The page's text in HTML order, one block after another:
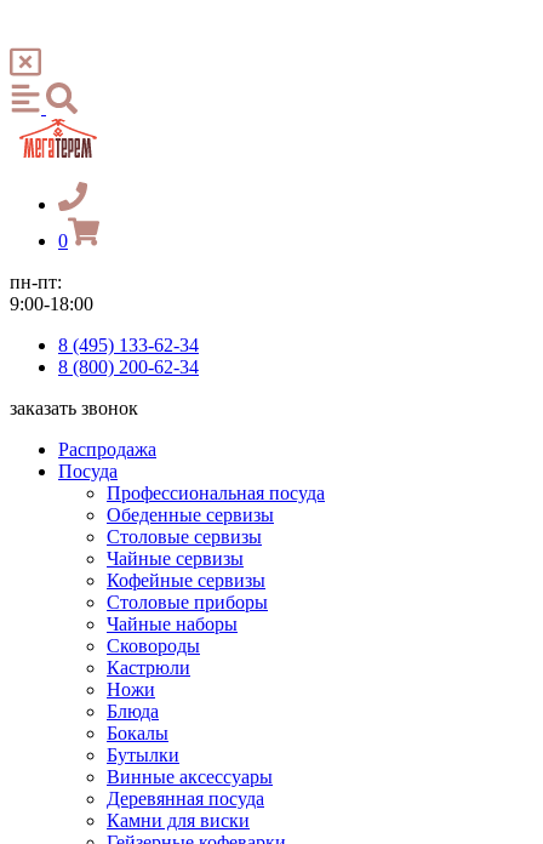
0
пн-пт:
9:00-18:00
8 (495) 133-62-34
8 (800) 200-62-34
заказать звонок
Распродажа
Посуда
Профессиональная посуда
Обеденные сервизы
Столовые сервизы
Чайные сервизы
Кофейные сервизы
Столовые приборы
Чайные наборы
Сковороды
Кастрюли
Ножи
Блюда
Бокалы
Бутылки
Винные аксессуары
Деревянная посуда
Камни для виски